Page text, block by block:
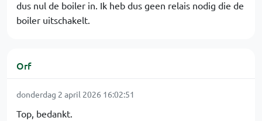
dus nul de boiler in. Ik heb dus geen relais nodig die de
boiler uitschakelt.
Orf
donderdag 2 april 2026 16:02:51
Top, bedankt.